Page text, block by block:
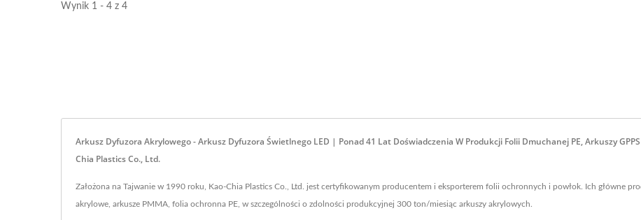
Wynik 1 - 4 z 4
Arkusz Dyfuzora Akrylowego - Arkusz Dyfuzora Świetlnego LED | Ponad 41 Lat Doświadczenia W Produkcji Folii Dmuchanej PE, Arkuszy
Chia Plastics Co., Ltd.
Założona na Tajwanie w 1990 roku, Kao-Chia Plastics Co., Ltd. jest certyfikowanym producentem i eksporterem folii ochronnych i powłok. Ich główne
akrylowe, arkusze PMMA, folia ochronna PE, w szczególności o zdolności produkcyjnej 300 ton/miesiąc arkuszy akrylowych.